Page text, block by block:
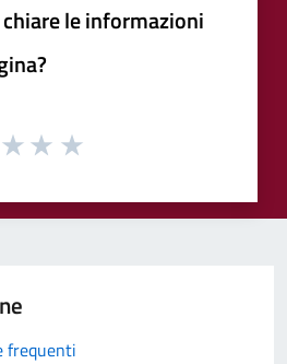
le informazioni
frequenti